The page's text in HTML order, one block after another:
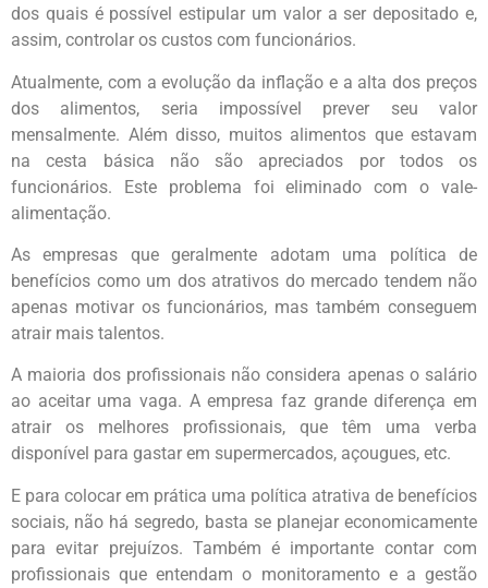
dos quais é possível estipular um valor a ser depositado e,
assim, controlar os custos com funcionários.
Atualmente, com a evolução da inflação e a alta dos preços
dos alimentos, seria impossível prever seu valor
mensalmente. Além disso, muitos alimentos que estavam
na cesta básica não são apreciados por todos os
funcionários. Este problema foi eliminado com o vale-
alimentação.
As empresas que geralmente adotam uma política de
benefícios como um dos atrativos do mercado tendem não
apenas motivar os funcionários, mas também conseguem
atrair mais talentos.
A maioria dos profissionais não considera apenas o salário
ao aceitar uma vaga. A empresa faz grande diferença em
atrair os melhores profissionais, que têm uma verba
disponível para gastar em supermercados, açougues, etc.
E para colocar em prática uma política atrativa de benefícios
sociais, não há segredo, basta se planejar economicamente
para evitar prejuízos. Também é importante contar com
profissionais que entendam o monitoramento e a gestão